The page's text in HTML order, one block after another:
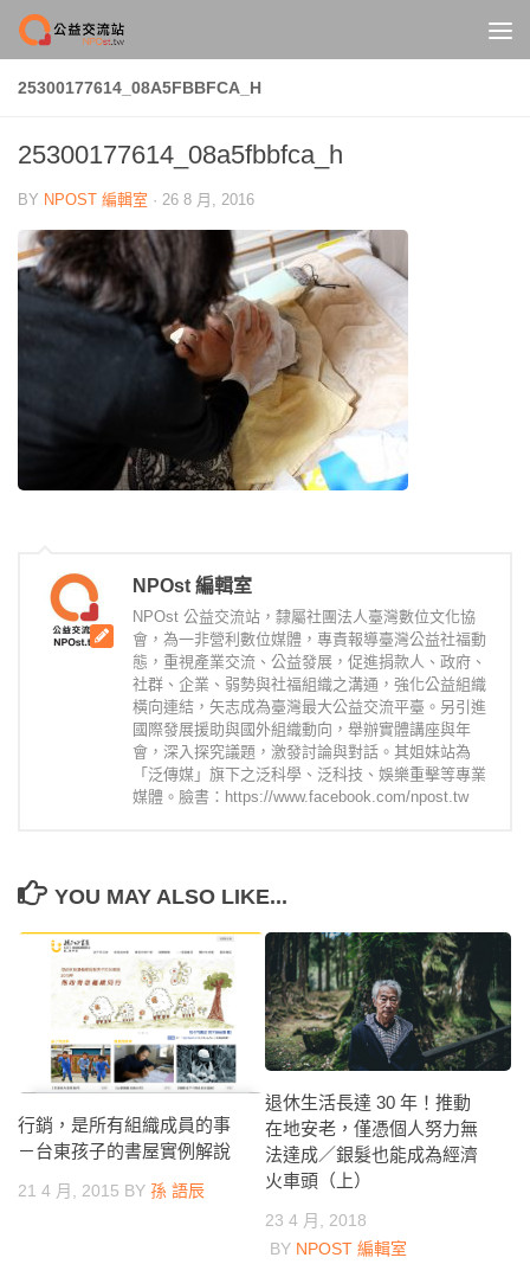
Skip to content
25300177614_08A5FBBFCA_H
25300177614_08a5fbbfca_h
BY NPOST 編輯室 · 26 8 月, 2016
NPOst 編輯室
NPOst 公益交流站，隸屬社團法人臺灣數位文化協
會，為一非營利數位媒體，專責報導臺灣公益社福動
態，重視產業交流、公益發展，促進捐款人、政府、
社群、企業、弱勢與社福組織之溝通，強化公益組織
橫向連結，矢志成為臺灣最大公益交流平臺。另引進
國際發展援助與國外組織動向，舉辦實體講座與年
會，深入探究議題，激發討論與對話。其姐妹站為
「泛傳媒」旗下之泛科學、泛科技、娛樂重擊等專業
媒體。臉書：https://www.facebook.com/npost.tw
YOU MAY ALSO LIKE...
行銷，是所有組織成員的事
－台東孩子的書屋實例解說
21 4 月, 2015 BY 孫 語辰
退休生活長達 30 年！推動
在地安老，僅憑個人努力無
法達成／銀髮也能成為經濟
火車頭（上）
23 4 月, 2018
BY NPOST 編輯室